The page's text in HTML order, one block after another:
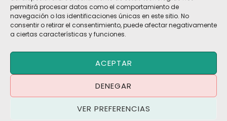
permitirá procesar datos como el comportamiento de
navegación o las identificaciones únicas en este sitio. No
consentir o retirar el consentimiento, puede afectar negativamente
a ciertas características y funciones.
ACEPTAR
DENEGAR
VER PREFERENCIAS
☎972 47 30 61
Copyright © 2026 Maquinària Agrícola Pèlach, S.L | Powered by
Maria CB
Política de Privacidad·Política de Cookies·Aviso Legal
Términos y Condiciones·Contacto·Trabaja con Nosotros